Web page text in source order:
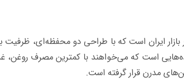
ایران است که با طراحی دو محفظه‌ای، ظرفیت
است که می‌خواهند با کمترین مصرف